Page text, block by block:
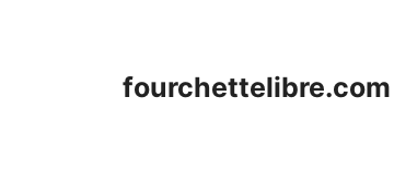
fourchettelibre.com